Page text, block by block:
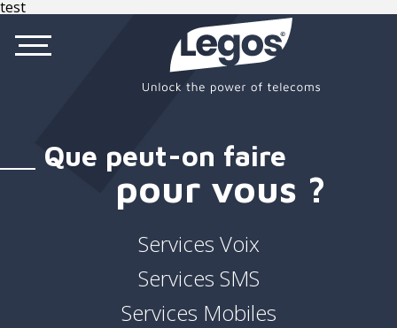
test
Que peut-on faire
pour vous ?
Services Voix
Services SMS
Services Mobiles